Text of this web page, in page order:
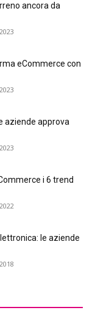
ancora da
eCommerce con
aziende approva
i 6 trend
le aziende